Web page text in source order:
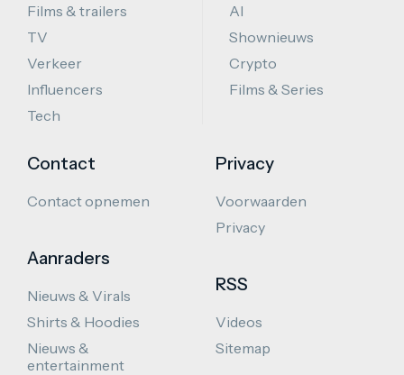
Films & trailers
TV
Verkeer
Influencers
Tech
AI
Shownieuws
Crypto
Films & Series
Contact
Contact opnemen
Aanraders
Nieuws & Virals
Shirts & Hoodies
Nieuws &
entertainment
Privacy
Voorwaarden
Privacy
RSS
Videos
Sitemap